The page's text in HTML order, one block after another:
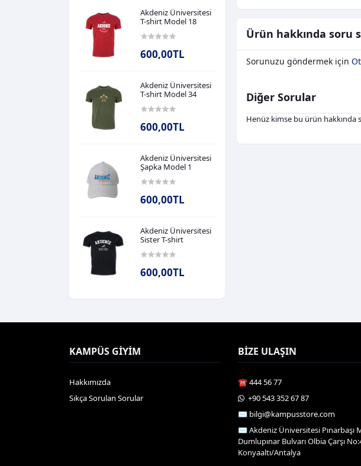
Akdeniz Üniversitesi
T-shirt Model 18
600,00TL
Akdeniz Üniversitesi
T-shirt Model 34
600,00TL
Akdeniz Üniversitesi
Şapka Model 1
600,00TL
Akdeniz Üniversitesi
Sister T-shirt
600,00TL
Ürün hakkında soru
Sorunuzu göndermek için
Diğer Sorular
Henüz kimse bu ürün hakkında
KAMPÜS GIYIM
Hakkımızda
Sıkça Sorulan Sorular
BIZE ULAŞIN
☎️ 444 56 77
️ +90 543 352 67 87
✉️ bilgi@kampusstore.com
✉️ Akdeniz Üniversitesi Pınarbaşı
Dumlupınar Bulvarı Olbia Çarşı
Konyaaltı/Antalya